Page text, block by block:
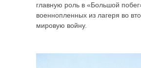
главную роль в «Большой
военнопленных из лагеря во
мировую войну.